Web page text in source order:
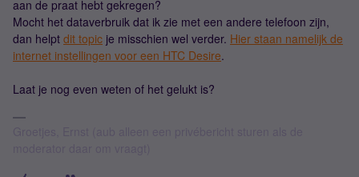
aan de praat hebt gekregen?
Mocht het dataverbruik dat ik zie met een andere telefoon zijn,
dan helpt dit topic je misschien wel verder. Hier staan namelijk de
internet instellingen voor een HTC Desire.
Laat je nog even weten of het gelukt is?